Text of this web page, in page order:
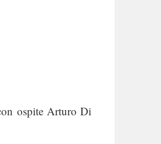
ospite Arturo Di